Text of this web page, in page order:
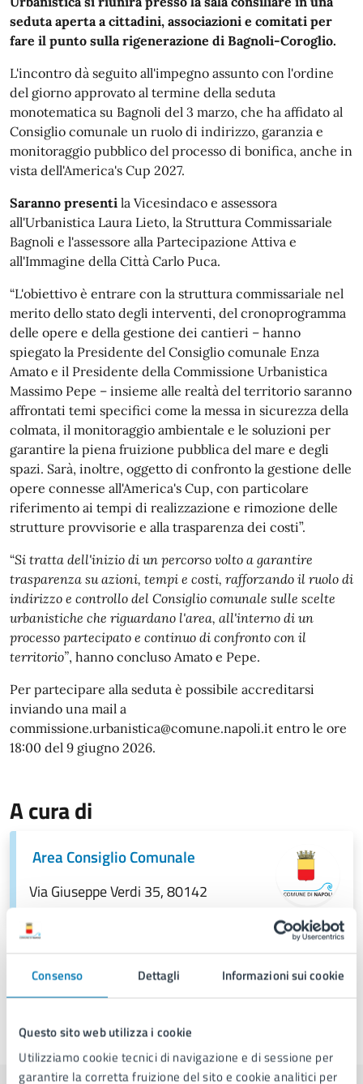
Consenso Dettagli Informazioni sui cookie
Questo sito web utilizza i cookie
Utilizziamo cookie tecnici di navigazione e di sessione per
garantire la corretta fruizione del sito e cookie analitici per
seduta aperta a cittadini, associazioni e comitati per
fare il punto sulla rigenerazione di Bagnoli-Coroglio.
L'incontro dà seguito all'impegno assunto con l'ordine
del giorno approvato al termine della seduta
monotematica su Bagnoli del 3 marzo, che ha affidato al
Consiglio comunale un ruolo di indirizzo, garanzia e
monitoraggio pubblico del processo di bonifica, anche in
vista dell'America's Cup 2027.
Saranno presenti la Vicesindaco e assessora
all'Urbanistica Laura Lieto, la Struttura Commissariale
Bagnoli e l'assessore alla Partecipazione Attiva e
all'Immagine della Città Carlo Puca.
“L'obiettivo è entrare con la struttura commissariale nel
merito dello stato degli interventi, del cronoprogramma
delle opere e della gestione dei cantieri – hanno
spiegato la Presidente del Consiglio comunale Enza
Amato e il Presidente della Commissione Urbanistica
Massimo Pepe – insieme alle realtà del territorio saranno
affrontati temi specifici come la messa in sicurezza della
colmata, il monitoraggio ambientale e le soluzioni per
garantire la piena fruizione pubblica del mare e degli
spazi. Sarà, inoltre, oggetto di confronto la gestione delle
opere connesse all'America's Cup, con particolare
riferimento ai tempi di realizzazione e rimozione delle
strutture provvisorie e alla trasparenza dei costi”.
“Si tratta dell'inizio di un percorso volto a garantire
trasparenza su azioni, tempi e costi, rafforzando il ruolo di
indirizzo e controllo del Consiglio comunale sulle scelte
urbanistiche che riguardano l'area, all'interno di un
processo partecipato e continuo di confronto con il
territorio”, hanno concluso Amato e Pepe.
Per partecipare alla seduta è possibile accreditarsi
inviando una mail a
commissione.urbanistica@comune.napoli.it entro le ore
18:00 del 9 giugno 2026.
A cura di
Area Consiglio Comunale
Via Giuseppe Verdi 35, 80142
Ultimo aggiornamento:11/06/2026, 14:11